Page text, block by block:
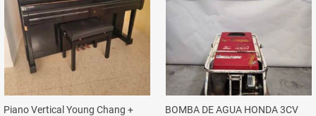
Piano Vertical Young Chang +
BOMBA DE AGUA HONDA 3CV